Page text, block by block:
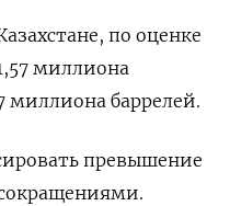
по оценке
миллиона
миллиона ​​баррелей.
превышение